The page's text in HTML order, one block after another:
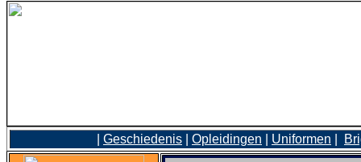
Geschiedenis Opleidingen Uniformen